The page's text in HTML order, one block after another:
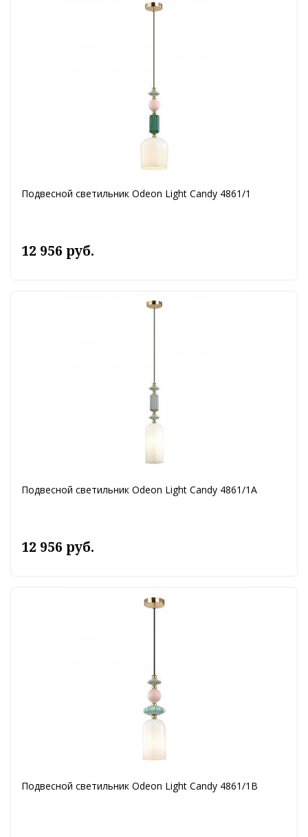
Подвесной светильник Odeon Light Candy 4861/1
12 956 руб.
Подвесной светильник Odeon Light Candy 4861/1A
12 956 руб.
Подвесной светильник Odeon Light Candy 4861/1B